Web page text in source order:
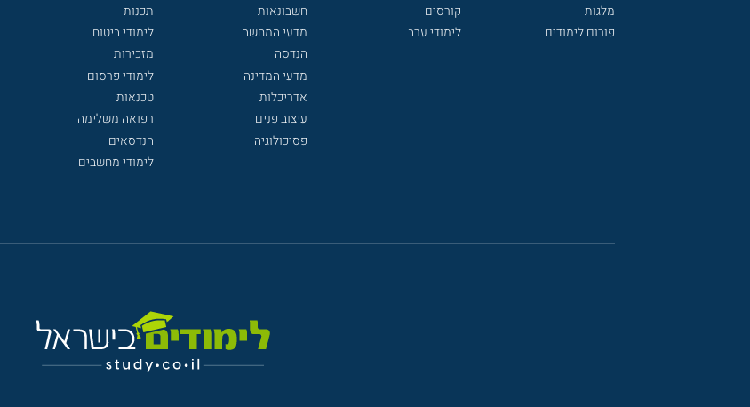
מלגות
פורום לימודים
קורסים
לימודי ערב
חשבונאות
מדעי המחשב
הנדסה
מדעי המדינה
אדריכלות
עיצוב פנים
פסיכולוגיה
תכנות
לימודי ביטוח
מזכירות
לימודי פרסום
טכנאות
רפואה משלימה
הנדסאים
לימודי מחשבים